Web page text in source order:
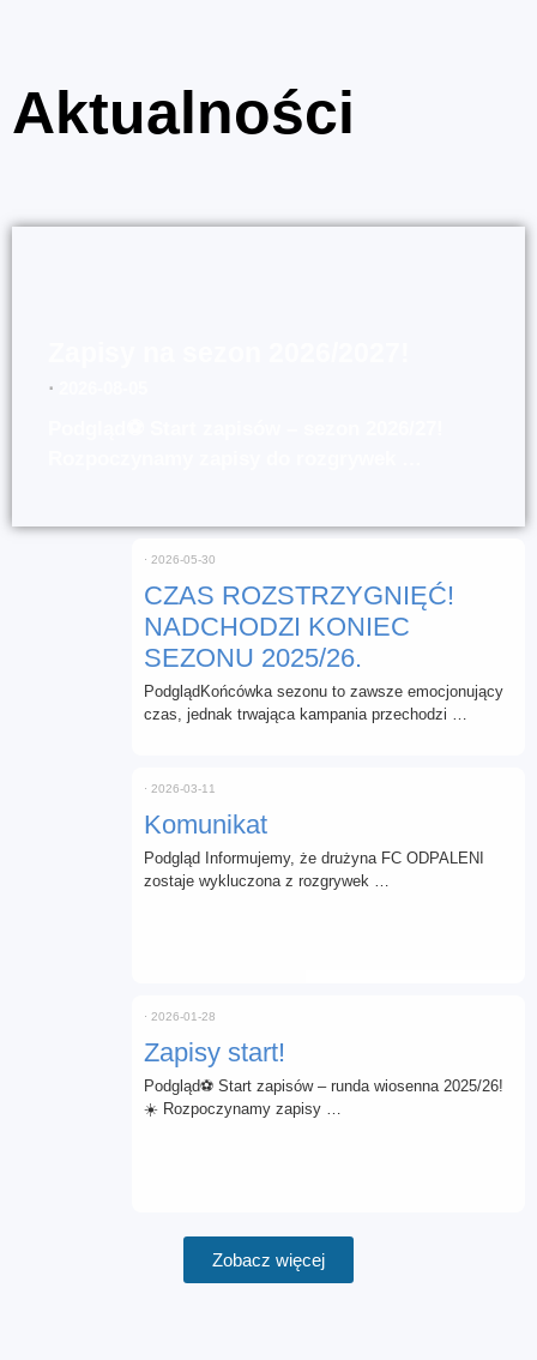
Aktualności
⋅
CZAS ROZSTRZYGNIĘĆ!
NADCHODZI KONIEC
SEZONU 2025/26.
⋅ 2026-05-30
PodglądKońcówka sezonu to zawsze emocjonujący
czas, jednak trwająca kampania przechodzi …
Komunikat
⋅ 2026-03-11
Podgląd Informujemy, że drużyna FC ODPALENI
zostaje wykluczona z rozgrywek …
Zapisy start!
⋅ 2026-01-28
Podgląd⚽ Start zapisów – runda wiosenna 2025/26!
☀️ Rozpoczynamy zapisy …
Zobacz więcej